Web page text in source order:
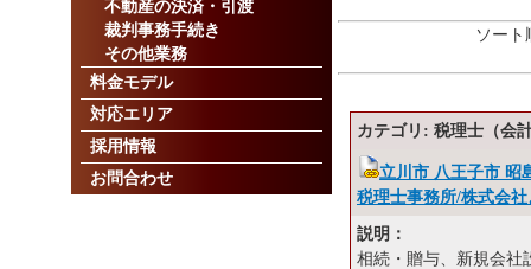
ソー
カテゴリ: 税理士（会
立川市 八王子市 昭
税理士事務所/株式会
説明：
相続・贈与、新規会社
不動産の決済・引渡
裁判事務手続き
その他業務
料金モデル
対応エリア
採用情報
お問合わせ